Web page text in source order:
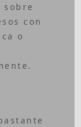
con
o